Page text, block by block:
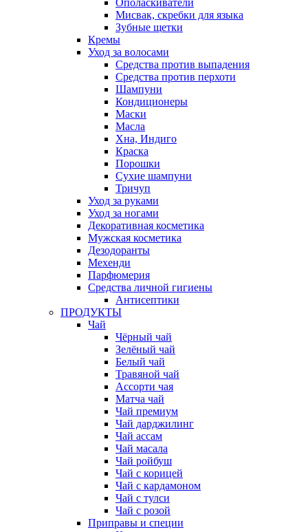
Ополаскиватели
Мисвак, скребки для языка
Зубные щетки
Кремы
Уход за волосами
Средства против выпадения
Средства против перхоти
Шампуни
Кондиционеры
Маски
Масла
Хна, Индиго
Краска
Порошки
Сухие шампуни
Тричуп
Уход за руками
Уход за ногами
Декоративная косметика
Мужская косметика
Дезодоранты
Мехенди
Парфюмерия
Средства личной гигиены
Антисептики
ПРОДУКТЫ
Чай
Чёрный чай
Зелёный чай
Белый чай
Травяной чай
Ассорти чая
Матча чай
Чай премиум
Чай дарджилинг
Чай ассам
Чай масала
Чай ройбуш
Чай с корицей
Чай с кардамоном
Чай с тулси
Чай с розой
Приправы и специи